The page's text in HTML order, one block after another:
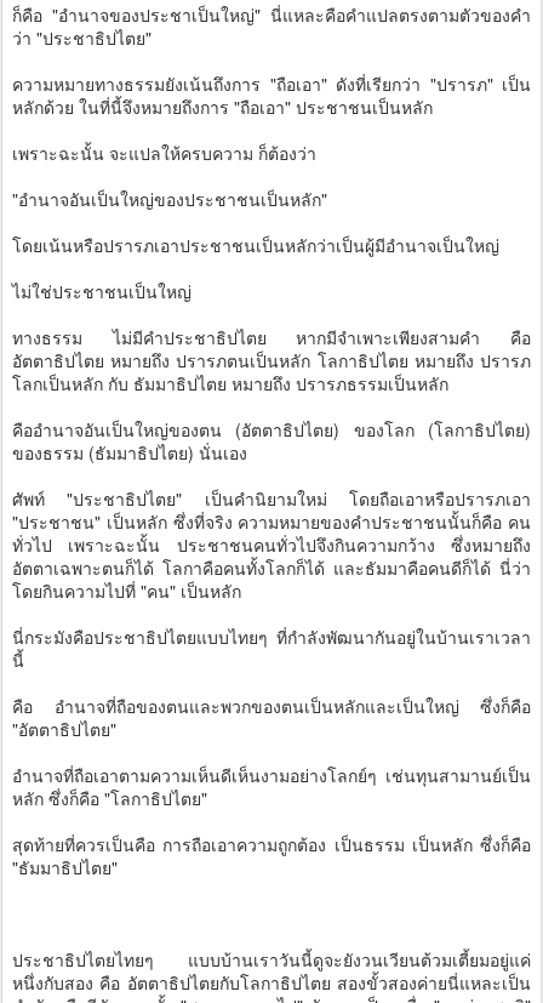
ก็คือ "อำนาจของประชาเป็นใหญ่" นี่แหละคือคำแปลตรงตามตัวของคำ
ว่า "ประชาธิปไตย"
ความหมายทางธรรมยังเน้นถึงการ "ถือเอา" ดังที่เรียกว่า "ปรารภ" เป็น
หลักด้วย ในที่นี้จึงหมายถึงการ "ถือเอา" ประชาชนเป็นหลัก
เพราะฉะนั้น จะแปลให้ครบความ ก็ต้องว่า
"อำนาจอันเป็นใหญ่ของประชาชนเป็นหลัก"
โดยเน้นหรือปรารภเอาประชาชนเป็นหลักว่าเป็นผู้มีอำนาจเป็นใหญ่
ไม่ใช่ประชาชนเป็นใหญ่
ทางธรรม ไม่มีคำประชาธิปไตย หากมีจำเพาะเพียงสามคำ คือ
อัตตาธิปไตย หมายถึง ปรารภตนเป็นหลัก โลกาธิปไตย หมายถึง ปรารภ
โลกเป็นหลัก กับ ธัมมาธิปไตย หมายถึง ปรารภธรรมเป็นหลัก
คืออำนาจอันเป็นใหญ่ของตน (อัตตาธิปไตย) ของโลก (โลกาธิปไตย)
ของธรรม (ธัมมาธิปไตย) นั่นเอง
ศัพท์ "ประชาธิปไตย" เป็นคำนิยามใหม่ โดยถือเอาหรือปรารภเอา
"ประชาชน" เป็นหลัก ซึ่งที่จริง ความหมายของคำประชาชนนั้นก็คือ คน
ทั่วไป เพราะฉะนั้น ประชาชนคนทั่วไปจึงกินความกว้าง ซึ่งหมายถึง
อัตตาเฉพาะตนก็ได้ โลกาคือคนทั้งโลกก็ได้ และธัมมาคือคนดีก็ได้ นี่ว่า
โดยกินความไปที่ "คน" เป็นหลัก
นี่กระมังคือประชาธิปไตยแบบไทยๆ ที่กำลังพัฒนากันอยู่ในบ้านเราเวลา
นี้
คือ อำนาจที่ถือของตนและพวกของตนเป็นหลักและเป็นใหญ่ ซึ่งก็คือ
"อัตตาธิปไตย"
อำนาจที่ถือเอาตามความเห็นดีเห็นงามอย่างโลกย์ๆ เช่นทุนสามานย์เป็น
หลัก ซึ่งก็คือ "โลกาธิปไตย"
สุดท้ายที่ควรเป็นคือ การถือเอาความถูกต้อง เป็นธรรม เป็นหลัก ซึ่งก็คือ
"ธัมมาธิปไตย"
ประชาธิปไตยไทยๆ แบบบ้านเราวันนี้ดูจะยังวนเวียนต้วมเตี้ยมอยู่แค่
หนึ่งกับสอง คือ อัตตาธิปไตยกับโลกาธิปไตย สองขั้วสองค่ายนี่แหละเป็น